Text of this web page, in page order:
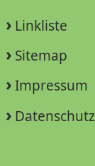
Linkliste
Sitemap
Impressum
Datenschutz